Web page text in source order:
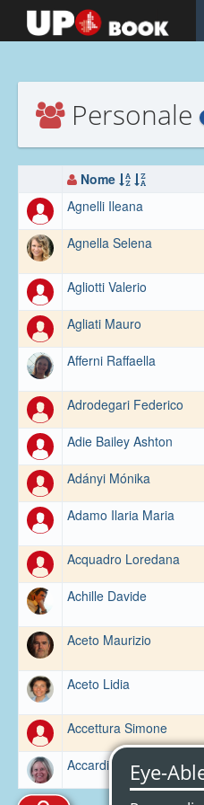
Personale
Nome
Agnelli Ileana
Agnella Selena
Agliotti Valerio
Agliati Mauro
Afferni Raffaella
Adrodegari Federico
Adie Bailey Ashton
Adányi Mónika
Adamo Ilaria Maria
Acquadro Loredana
Achille Davide
Aceto Maurizio
Aceto Lidia
Accettura Simone
Accardi Margherita